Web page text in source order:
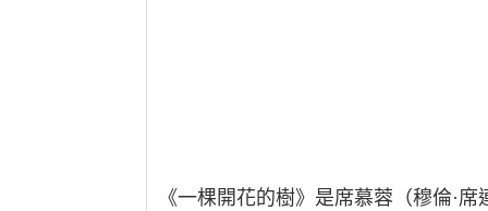
《一棵開花的樹》是席慕蓉（穆倫·